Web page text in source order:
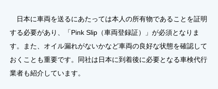
日本に車両を送るにあたっては本人の所有物であることを証明
する必要があり、「Pink Slip（車両登録証）」が必須となりま
す。また、オイル漏れがないかなど車両の良好な状態を確認して
おくことも重要です。同社は日本に到着後に必要となる車検代行
業者も紹介しています。